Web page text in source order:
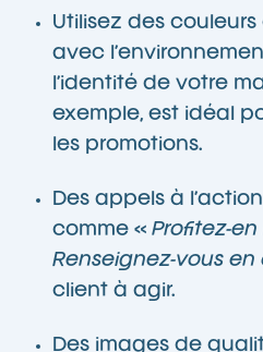
Utilisez des
avec
l’identité de votre
exemple, est idéal
les promotions.
Des appels à
comme « Profitez-
Renseignez-vous en
client à agir.
Des images de